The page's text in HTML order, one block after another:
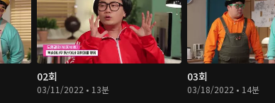
02회
03/11/2022 • 13분
03회
03/18/2022 • 14분